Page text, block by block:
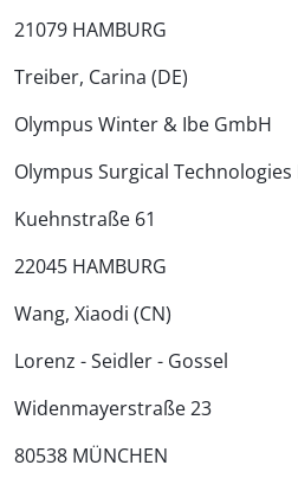
21079 HAMBURG
Treiber, Carina (DE)
Olympus Winter & Ibe GmbH
Olympus Surgical
Kuehnstraße 61
22045 HAMBURG
Wang, Xiaodi (CN)
Lorenz - Seidler - Gossel
Widenmayerstraße 23
80538 MÜNCHEN